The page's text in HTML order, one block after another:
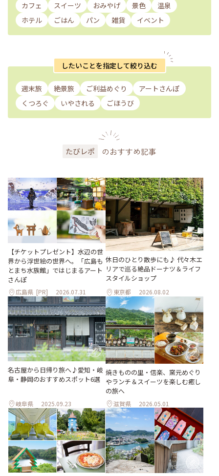
カフェ スイーツ おみやげ 景色
温泉
ホテル
ごはん パン 雑貨 イベント
したいことを指定して絞り込む
週末旅 絶景旅 ご利益めぐり
アートさんぽ
くつろぐ
いやされる ごほうび
たびレポ のおすすめ記事
【チケットプレゼント】水辺の世
界から浮世絵の世界へ。「広島も
とまち水族館」ではじまるアート
さんぽ
広島県 [PR] 2026.07.31
休日のひとり散歩にも♪ 代々木エ
リアで巡る絶品ドーナツ＆ライフ
スタイルショップ
東京都 2026.08.02
名古屋から日帰り旅へ♪愛知・岐
阜・静岡のおすすめスポット6選
岐阜県 2025.09.23
焼きものの里・信楽、窯元めぐり
やランチ＆スイーツを楽しむ癒し
の旅へ
滋賀県 2026.05.01